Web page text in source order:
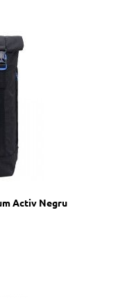
Activ Negru